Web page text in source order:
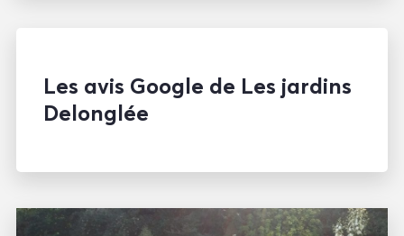
Les avis Google de Les jardins
Delonglée